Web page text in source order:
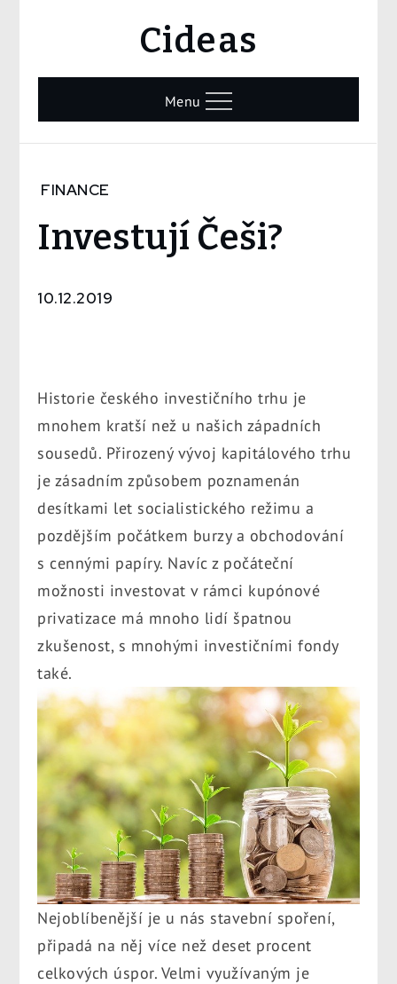
Cideas
Menu
Home
Investují
Češi?
FINANCE
Investují Češi?
10.12.2019
Historie českého investičního trhu je
mnohem kratší než u našich západních
sousedů. Přirozený vývoj kapitálového trhu
je zásadním způsobem poznamenán
desítkami let socialistického režimu a
pozdějším počátkem burzy a obchodování
s cennými papíry. Navíc z počáteční
možnosti investovat v rámci kupónové
privatizace má mnoho lidí špatnou
zkušenost, s mnohými investičními fondy
také.
Nejoblíbenější je u nás stavební spoření,
připadá na něj více než deset procent
celkových úspor. Velmi využívaným je